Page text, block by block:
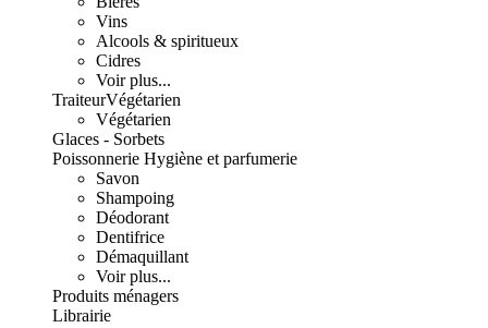
Vins
Alcools & spiritueux
Cidres
Voir plus...
TraiteurVégétarien
Végétarien
Glaces - Sorbets
Poissonnerie Hygiène et parfumerie
Savon
Shampoing
Déodorant
Dentifrice
Démaquillant
Voir plus...
Produits ménagers
Librairie